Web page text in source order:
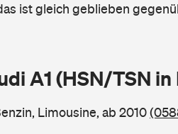
ist gleich geblieben
A1 (HSN/TSN
Limousine, ab 2010